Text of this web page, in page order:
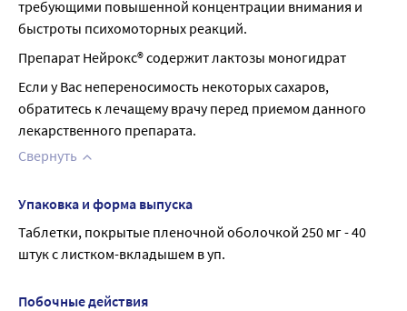
требующими повышенной концентрации внимания и
быстроты психомоторных реакций.
Препарат Нейрокс® содержит лактозы моногидрат
Если у Вас непереносимость некоторых сахаров,
обратитесь к лечащему врачу перед приемом данного
лекарственного препарата.
Свернуть
Упаковка и форма выпуска
Таблетки, покрытые пленочной оболочкой 250 мг - 40
штук с листком-вкладышем в уп.
Побочные действия